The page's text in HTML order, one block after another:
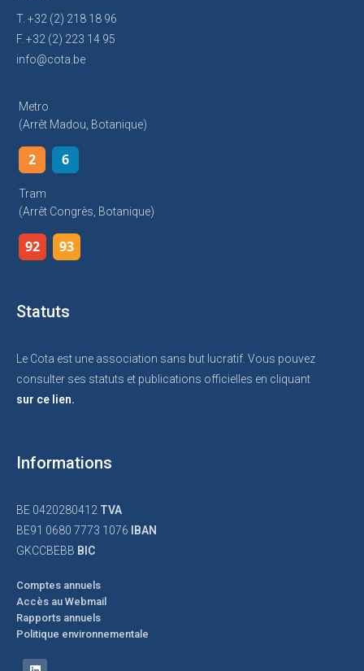
T. +32 (2) 218 18 96
F. +32 (2) 223 14 95
info@cota.be
Metro
(arrêt Madou, Botanique)
2 6
Tram
(arrêt Congrès, Botanique)
92 93
Statuts
Le Cota est une association sans but lucratif. Vous pouvez
consulter ses statuts et publications officielles en cliquant
sur ce lien.
Informations
BE 0420280412 TVA
BE91 0680 7773 1076
IBAN
GKCCBEBB BIC
Comptes annuels
Accès au Webmail
Rapports annuels
Politique environnementale